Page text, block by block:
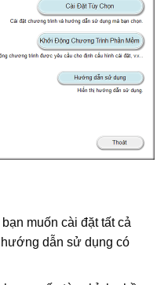
muốn cài đặt tất cả
dẫn sử dụng có